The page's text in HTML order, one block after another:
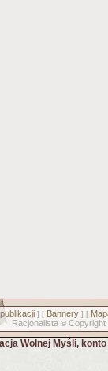
] [ Bannery] [
Racjonalista © Copyright
Wolnej Myśli,